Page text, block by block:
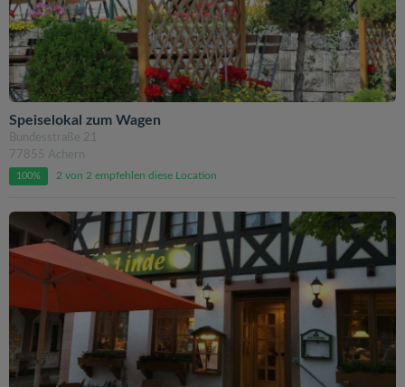
Speiselokal zum Wagen
Bundesstraße 21
77855 Achern
100% 2 von 2 empfehlen diese Location